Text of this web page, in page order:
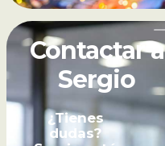
Contactar a
Sergio
¿Tienes
dudas?